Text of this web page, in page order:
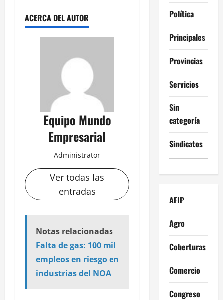
ACERCA DEL AUTOR
Equipo Mundo
Empresarial
Administrator
Ver todas las
entradas
Notas relacionadas
Falta de gas: 100 mil
empleos en riesgo en
industrias del NOA
Política
Principales
Provincias
Servicios
Sin
categoría
Sindicatos
AFIP
Agro
Coberturas
Comercio
Congreso